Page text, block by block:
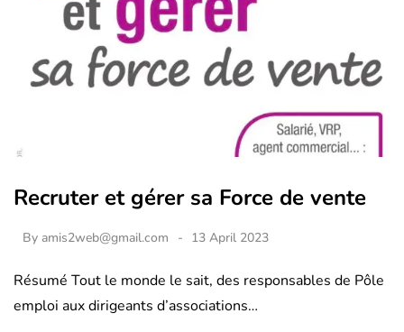
Recruter et gérer sa Force de vente
By amis2web@gmail.com 13 April 2023
Résumé Tout le monde le sait, des responsables de Pôle
emploi aux dirigeants d’associations…